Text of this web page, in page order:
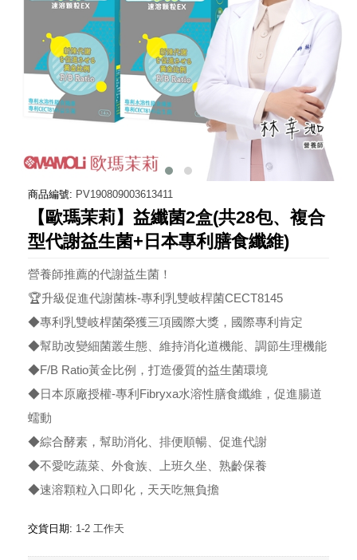
商品編號: PV190809003613411
【歐瑪茉莉】益纖菌2盒(共28包、複合
型代謝益生菌+日本專利膳食纖維)
營養師推薦的代謝益生菌！
🏆升級促進代謝菌株-專利乳雙岐桿菌CECT8145
◆專利乳雙岐桿菌榮獲三項國際大獎，國際專利肯定
◆幫助改變細菌叢生態、維持消化道機能、調節生理機能
◆F/B Ratio黃金比例，打造優質的益生菌環境
◆日本原廠授權-專利Fibryxa水溶性膳食纖維，促進腸道
蠕動
◆綜合酵素，幫助消化、排便順暢、促進代謝
◆不愛吃蔬菜、外食族、上班久坐、熟齡保養
◆速溶顆粒入口即化，天天吃無負擔
交貨日期: 1-2 工作天